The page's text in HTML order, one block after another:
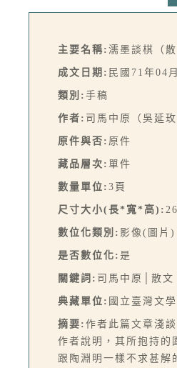
主要名稱: 濡墨談棋（散
成文日期: 民國71年04
類別: 手稿
作者: 司馬中原（吳延玫
原件與否: 原件
藏品層次: 單件
數量單位: 3頁
尺寸大小(長*寬*高):
數位化類別: 影像(圖片)
是否數位化: 是
關鍵詞: 司馬中原│散
典藏單位: 國立臺灣文
摘要: 作者此篇文章淺
作者說明，其所抱持的
跟陶淵明一樣不求甚解